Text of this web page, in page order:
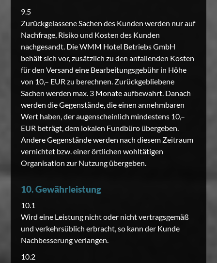
9.5
Zurückgelassene Sachen des Kunden werden nur auf
Nachfrage, Risiko und Kosten des Kunden
nachgesandt. Die WMM Hotel Betriebs GmbH
behält sich vor, zusätzlich zu den anfallenden Kosten
für den Versand eine Bearbeitungsgebühr in Höhe
von 10,– EUR zu berechnen. Zurückgebliebene
Sachen werden max. 3 Monate aufbewahrt. Danach
werden die Gegenstände, die einen annehmbaren
Wert haben, der augenscheinlich mindestens 10,–
EUR beträgt, dem lokalen Fundbüro übergeben.
Andere Gegenstände werden nach diesem Zeitraum
vernichtet bzw. einer örtlichen wohltätigen
Organisation zur Nutzung übergeben.
10. Gewährleistung
10.1
Wird eine Leistung nicht oder nicht vertragsgemäß
und verkehrsüblich erbracht, so kann der Kunde
Nachbesserung verlangen.
10.2